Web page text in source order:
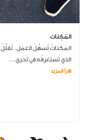
المَكِنات
المَكِناتُ تُسهِّلُ العَمَلَ. تُقلِّلُ
الذي تَستغرِقُه في تَحري...
اقرأ المزيد